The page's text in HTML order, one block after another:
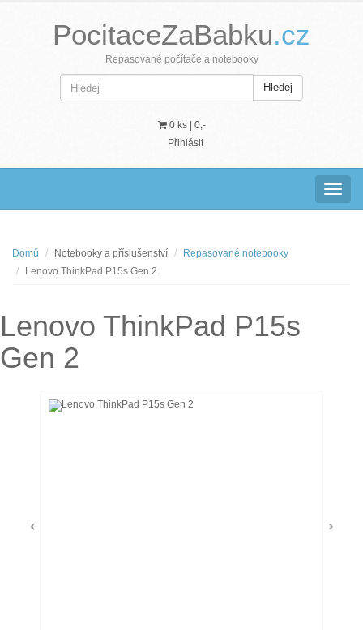
PocitaceZaBabku.cz
Repasované počítače a notebooky
Hledej
0 ks | 0,-
Přihlásit
Domů Notebooky a příslušenství
Repasované notebooky
Lenovo ThinkPad P15s Gen 2
Lenovo ThinkPad P15s
Gen 2